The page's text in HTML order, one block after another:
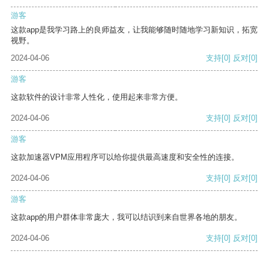
游客
这款app是我学习路上的良师益友，让我能够随时随地学习新知识，拓宽
视野。
2024-04-06
支持[0] 反对[0]
游客
这款软件的设计非常人性化，使用起来非常方便。
2024-04-06 支持[0] 反对[0]
游客
这款加速器VPM应用程序可以给你提供最高速度和安全性的连接。
2024-04-06 支持[0] 反对[0]
游客
这款app的用户群体非常庞大，我可以结识到来自世界各地的朋友。
2024-04-06 支持[0] 反对[0]